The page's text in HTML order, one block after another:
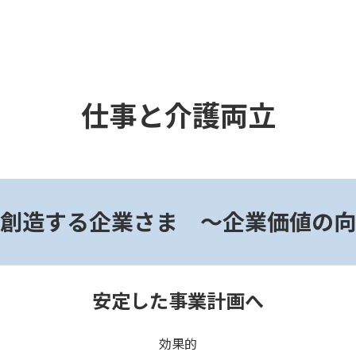
仕事と介護両立
造する企業さま ～企業価値の
安定した事業計画へ
効果的